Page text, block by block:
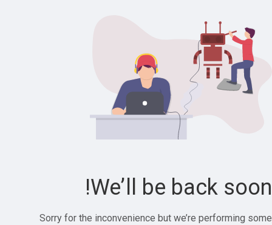
We’ll be back soon!
Sorry for the inconvenience but we’re performing some